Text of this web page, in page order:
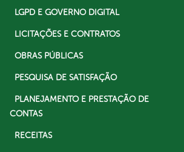
LGPD E GOVERNO DIGITAL
LICITAÇÕES E CONTRATOS
OBRAS PÚBLICAS
PESQUISA DE SATISFAÇÃO
PLANEJAMENTO E PRESTAÇÃO DE
CONTAS
RECEITAS